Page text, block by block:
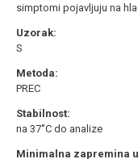
simptomi pojavljuju na
Uzorak:
S
Metoda:
PREC
Stabilnost:
na 37˚C do analize
Minimalna zapremina